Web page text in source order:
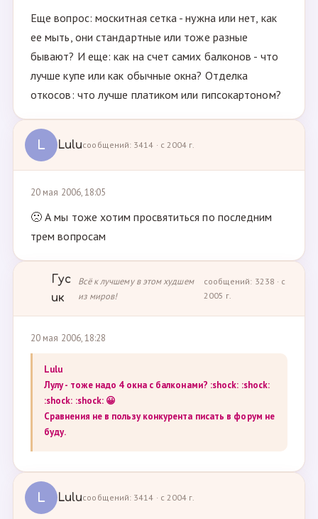
Еще вопрос: москитная сетка - нужна или нет, как
ее мыть, они стандартные или тоже разные
бывают? И еще: как на счет самих балконов - что
лучше купе или как обычные окна? Отделка
откосов: что лучше платиком или гипсокартоном?
L Luluсообщений: 3414 · с 2004 г.
20 мая 2006, 18:05
🙁 А мы тоже хотим просвятиться по последним
трем вопросам
Гус
ик
Всё к лучшему в этом худшем
из миров!
сообщений: 3238 · с
2005 г.
20 мая 2006, 18:28
Lulu
Лулу - тоже надо 4 окна с балконами? :shock: :shock:
:shock: :shock: 😀
Сравнения не в пользу конкурента писать в форум не
буду.
L Luluсообщений: 3414 · с 2004 г.